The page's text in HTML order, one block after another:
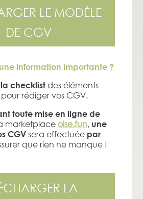
LE MODÈLE
DE CGV
information importante ?
checklistdes éléments
rédiger vos CGV.
toute mise en ligne de
marketplace oise.fun, une
CGVsera effectuée par
que rien ne manque !
LA